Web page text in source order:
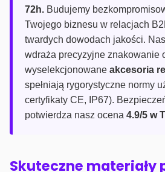
72h. Budujemy
Twojego biznesu w relacjach
twardych dowodach jakości.
wdraża precyzyjne znakowanie
wyselekcjonowane akcesoria
spełniają rygorystyczne normy
certyfikaty CE, IP67).
potwierdza nasz ocena 4.9/5 w
Skuteczne materiały